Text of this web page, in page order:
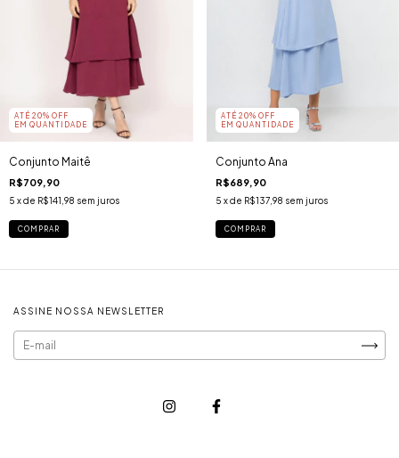
ATÉ 20% OFF
EM QUANTIDADE
Conjunto Maitê
R$709,90
5 x de R$141,98 sem juros
COMPRAR
ATÉ 20% OFF
EM QUANTIDADE
Conjunto Ana
R$689,90
5 x de R$137,98 sem juros
COMPRAR
ASSINE NOSSA NEWSLETTER